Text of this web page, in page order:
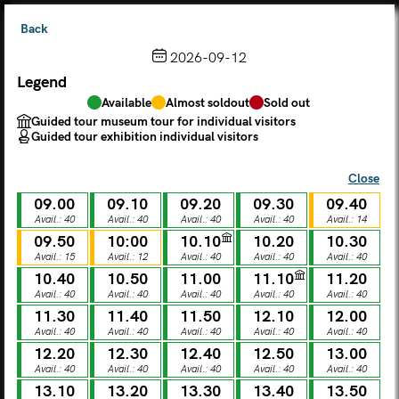
Choose from the calendar
The ticket grants access to Palazzo Te, the MACA Museum
and the Leon Battista Alberti Temple
AUGUST
Legend
Available Almost soldout
Sold out
Guided tour museum tour for individual visitors
Guided tour exhibition individual visitors
M W T F S
MON
27
TUE
28
WED
29
THU
30
FRI
31 01
SUN
02
Back
2026-09-12
Legend
Available Almost soldout
Sold out
Guided tour museum tour for individual visitors
Guided tour exhibition individual visitors
Close
09.00
Avail.: 40
09.10
Avail.: 40
09.20
Avail.: 40
09.30
Avail.: 40
09.40
Avail.: 14
09.50
Avail.: 15
10:00
Avail.: 12
10.10
Avail.: 40
10.20
Avail.: 40
10.30
Avail.: 40
10.40
Avail.: 40
10.50
Avail.: 40
11.00
Avail.: 40
11.10
Avail.: 40
11.20
Avail.: 40
11.30
Avail.: 40
11.40
Avail.: 40
11.50
Avail.: 40
12.10
Avail.: 40
12.00
Avail.: 40
12.20
Avail.: 40
12.30
Avail.: 40
12.40
Avail.: 40
12.50
Avail.: 40
13.00
Avail.: 40
13.10 13.20 13.30 13.40 13.50